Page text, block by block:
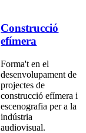
Construcció
efímera
Forma't en el
desenvolupament de
projectes de
construcció efímera i
escenografia per a la
indústria
audiovisual.